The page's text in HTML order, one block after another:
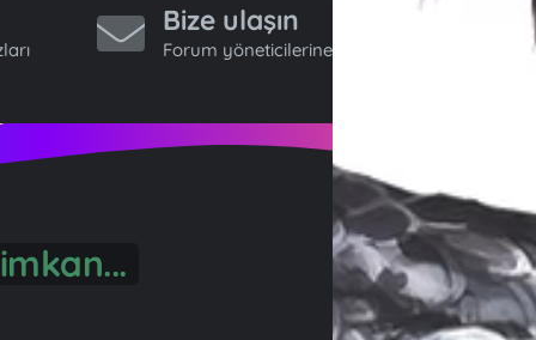
Bize ulaşın
Forum yöneticilerine ulaş.